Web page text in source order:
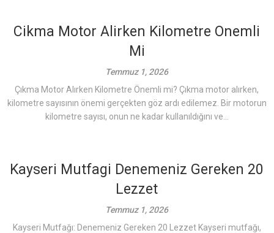
Cikma Motor Alirken Kilometre Onemli
Mi
Temmuz 1, 2026
Çıkma Motor Alırken Kilometre Önemli mi? Çıkma motor alırken,
kilometre sayısının önemi gerçekten göz ardı edilemez. Bir motorun
kilometre sayısı, onun ne kadar kullanıldığını ve...
Kayseri Mutfagi Denemeniz Gereken 20
Lezzet
Temmuz 1, 2026
Kayseri Mutfağı: Denemeniz Gereken 20 Lezzet Kayseri mutfağı,